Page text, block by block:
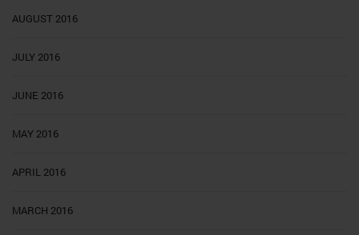
AUGUST 2016
JULY 2016
JUNE 2016
MAY 2016
APRIL 2016
MARCH 2016